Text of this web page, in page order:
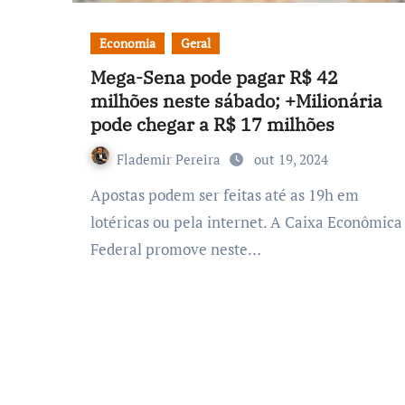
Economia Geral
Mega-Sena pode pagar R$ 42
milhões neste sábado; +Milionária
pode chegar a R$ 17 milhões
Flademir Pereira out 19, 2024
Apostas podem ser feitas até as 19h em
lotéricas ou pela internet. A Caixa Econômica
Federal promove neste…